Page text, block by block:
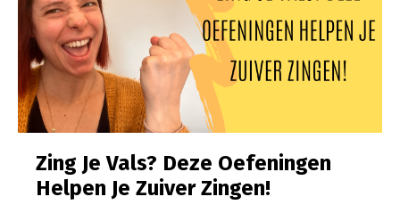
Zing Je Vals? Deze Oefeningen
Helpen Je Zuiver Zingen!